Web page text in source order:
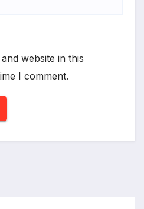
website in this
I comment.